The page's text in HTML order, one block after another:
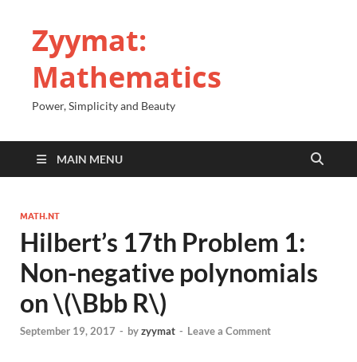
Zyymat:
Mathematics
Power, Simplicity and Beauty
MAIN MENU
MATH.NT
Hilbert’s 17th Problem 1:
Non-negative polynomials
on \(\Bbb R\)
September 19, 2017 - byzyymat - Leave a Comment